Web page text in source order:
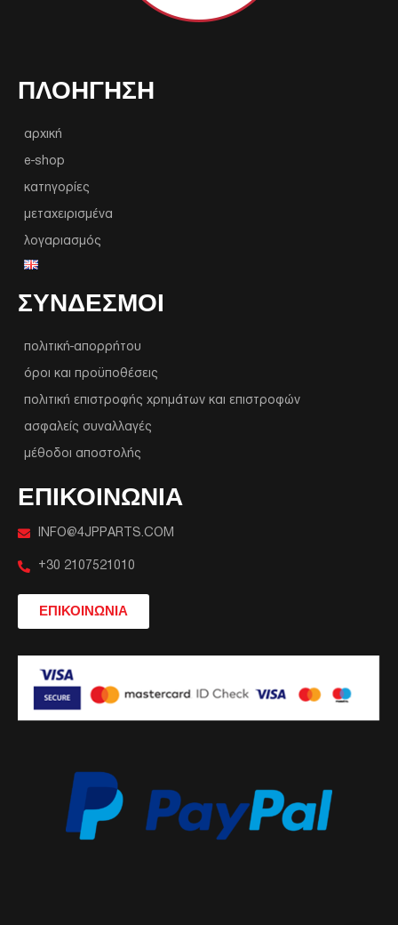
ΠΛΟΉΓΗΣΗ
αρχική
e-shop
κατηγορίες
μεταχειρισμένα
λογαριασμός
ΣΥΝΔΕΣΜΟΙ
πολιτική-απορρήτου
όροι και προϋποθέσεις
πολιτική επιστροφής χρημάτων και επιστροφών
ασφαλείς συναλλαγές
μέθοδοι αποστολής
ΕΠΙΚΟΙΝΩΝΙΑ
INFO@4JPPARTS.COM
+30 2107521010
ΕΠΙΚΟΙΝΩΝΙΑ